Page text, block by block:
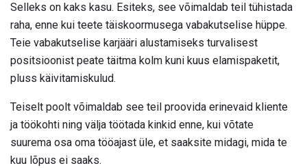
Selleks on kaks kasu. Esiteks, see võimaldab teil tühistada
raha, enne kui teete täiskoormusega vabakutselise hüppe.
Teie vabakutselise karjääri alustamiseks turvalisest
positsioonist peate täitma kolm kuni kuus elamispaketit,
pluss käivitamiskulud.
Teiselt poolt võimaldab see teil proovida erinevaid kliente
ja töökohti ning välja töötada kinkid enne, kui võtate
suurema osa oma tööajast üle, et saaksite midagi, mida te
kuu lõpus ei saaks.